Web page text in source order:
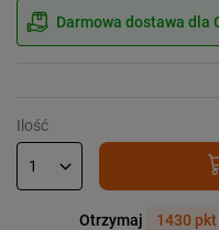
Darmowa dostawa dla
Ilość
Otrzymaj 1430 pkt